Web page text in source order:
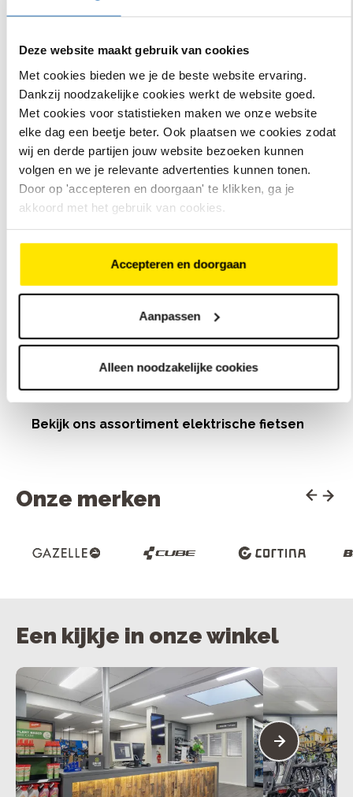
Deze website maakt gebruik van cookies
Met cookies bieden we je de beste website ervaring.
Dankzij noodzakelijke cookies werkt de website goed.
Met cookies voor statistieken maken we onze website
elke dag een beetje beter. Ook plaatsen we cookies zodat
wij en derde partijen jouw website bezoeken kunnen
volgen en we je relevante advertenties kunnen tonen.
Door op 'accepteren en doorgaan' te klikken, ga je
akkoord met het gebruik van cookies.
Accepteren en doorgaan
Aanpassen
Alleen noodzakelijke cookies
FamilyNext
t.w.v. €379
middenmotor, 50 Nm
Traploze Enviolo
€5.299,-
Bekijk
model
hoge
middenmotor, 90
Enviolo traploze
Bekijk
Bekijk ons assortiment elektrische fietsen
Onze merken
Een kijkje in onze winkel